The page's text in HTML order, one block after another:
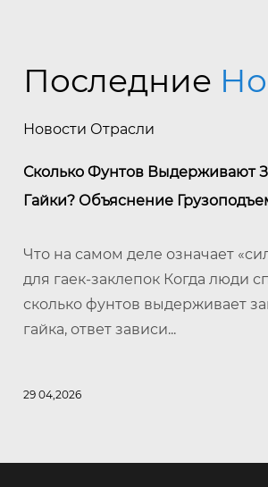
Последние
Новости Отрасли
Сколько Фунтов Выдерживают
Гайки? Объяснение
Что на самом деле означает
для гаек-заклепок Когда люди
сколько фунтов выдерживает
гайка, ответ зависи...
29 04,2026